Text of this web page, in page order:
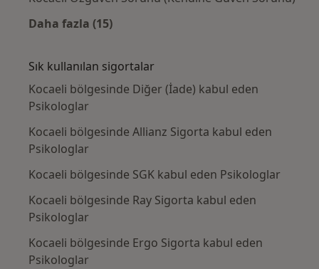
Daha fazla (15)
Sık kullanılan sigortalar
Kocaeli bölgesinde Diğer (İade) kabul eden
Psikologlar
Kocaeli bölgesinde Allianz Sigorta kabul eden
Psikologlar
Kocaeli bölgesinde SGK kabul eden Psikologlar
Kocaeli bölgesinde Ray Sigorta kabul eden
Psikologlar
Kocaeli bölgesinde Ergo Sigorta kabul eden
Psikologlar